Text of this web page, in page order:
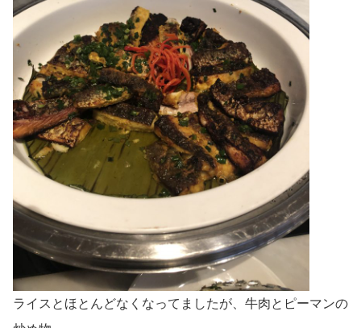
ライスとほとんどなくなってましたが、牛肉とピーマンの